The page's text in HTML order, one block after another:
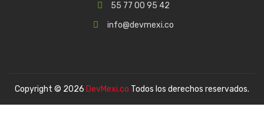
55 77 00 95 42
info@devmexi.co
Copyright © 2026 DevMexi.co Todos los derechos reservados.